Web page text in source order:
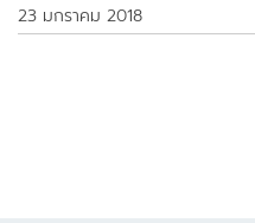
23 มกราคม 2018